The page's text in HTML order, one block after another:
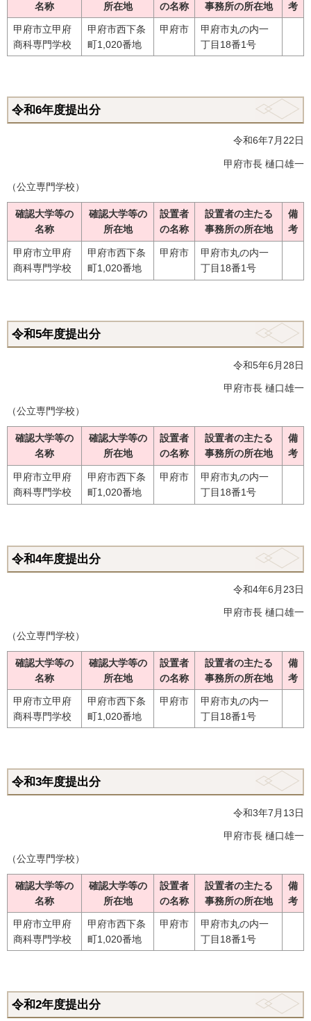
名称
所在地
の名称
事務所の所在地
考
甲府市立甲府
商科専門学校
甲府市西下条
町1,020番地
甲府市
甲府市丸の内一
丁目18番1号
令和6年度提出分
令和6年7月22日
甲府市長 樋口雄一
（公立専門学校）
確認大学等の
名称
確認大学等の
所在地
設置者
の名称
設置者の主たる
事務所の所在地
備
考
甲府市立甲府
商科専門学校
甲府市西下条
町1,020番地
甲府市
甲府市丸の内一
丁目18番1号
令和5年度提出分
令和5年6月28日
甲府市長 樋口雄一
（公立専門学校）
確認大学等の
名称
確認大学等の
所在地
設置者
の名称
設置者の主たる
事務所の所在地
備
考
甲府市立甲府
商科専門学校
甲府市西下条
町1,020番地
甲府市
甲府市丸の内一
丁目18番1号
令和4年度提出分
令和4年6月23日
甲府市長 樋口雄一
（公立専門学校）
確認大学等の
名称
確認大学等の
所在地
設置者
の名称
設置者の主たる
事務所の所在地
備
考
甲府市立甲府
商科専門学校
甲府市西下条
町1,020番地
甲府市
甲府市丸の内一
丁目18番1号
令和3年度提出分
令和3年7月13日
甲府市長 樋口雄一
（公立専門学校）
確認大学等の
名称
確認大学等の
所在地
設置者
の名称
設置者の主たる
事務所の所在地
備
考
甲府市立甲府
商科専門学校
甲府市西下条
町1,020番地
甲府市
甲府市丸の内一
丁目18番1号
令和2年度提出分